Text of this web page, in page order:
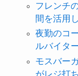
フレンチ
間を活用
夜勤のコ
ルバイタ
モスバー
がレジ打